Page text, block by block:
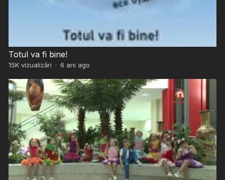
Totul va fi bine!
15Kvizualizări · 6 ani ago